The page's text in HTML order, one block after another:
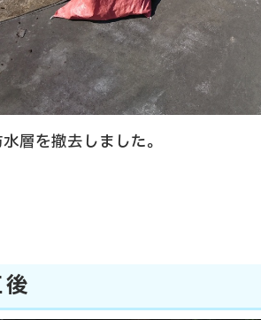
層を撤去しました。